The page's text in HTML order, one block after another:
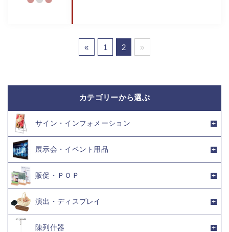
« 1 2 »
カテゴリーから選ぶ
サイン・インフォメーション
展示会・イベント用品
販促・ＰＯＰ
演出・ディスプレイ
陳列什器